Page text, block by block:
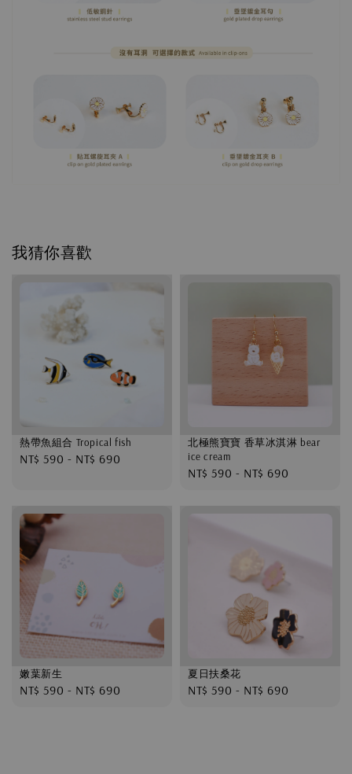
我猜你喜歡
熱帶魚組合 Tropical fish
Regular
NT$ 590 - NT$ 690
北極熊寶寶 香草冰淇淋 bear
ice cream
Regular
NT$ 590 - NT$ 690
嫩葉新生
Regular
NT$ 590 - NT$ 690
夏日扶桑花
Regular
NT$ 590 - NT$ 690